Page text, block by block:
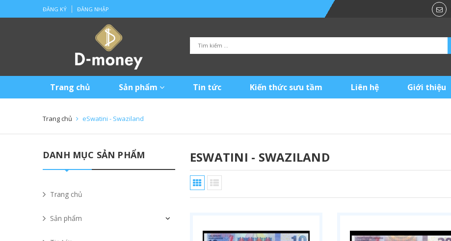
ĐĂNG KÝ ĐĂNG NHẬP
Trang chủ Sản phẩm Tin tức Kiến thức sưu tầm Liên hệ Giới thiệu
Trang chủ eSwatini - Swaziland
ESWATINI - SWAZILAND
DANH MỤC SẢN PHẨM
Trang chủ
Sản phẩm